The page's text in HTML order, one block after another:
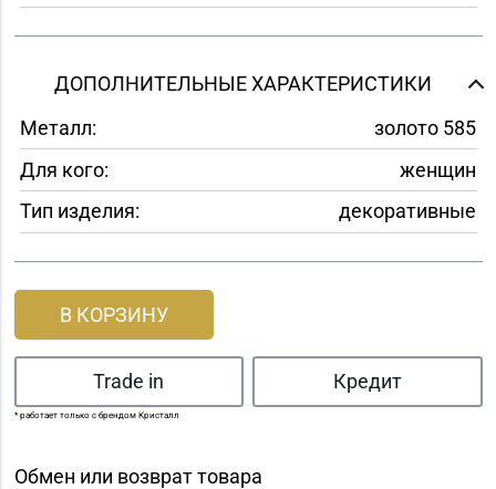
ДОПОЛНИТЕЛЬНЫЕ ХАРАКТЕРИСТИКИ
Металл:
золото 585
Для кого:
женщин
Тип изделия:
декоративные
В КОРЗИНУ
Trade in Кредит
* работает только с брендом Кристалл
Обмен или возврат товара